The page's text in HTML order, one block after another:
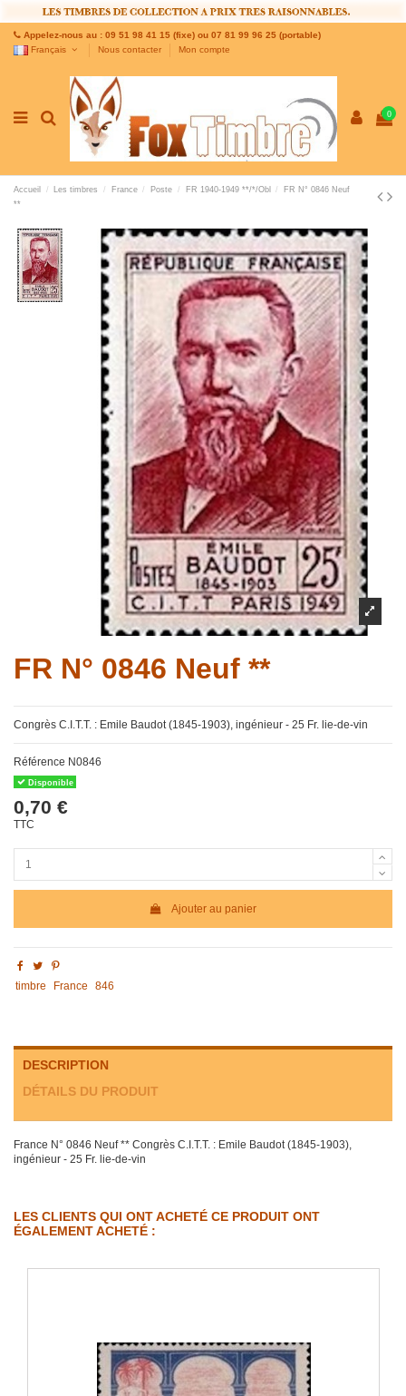
Appelez-nous au : 09 51 98 41 15 (fixe) ou 07 81 99 96 25 (portable)
Français
Nous contacter Mon compte
0
Accueil Les timbres France Poste FR 1940-1949 **/*/Obl
FR N° 0846 Neuf
**
FR N° 0846 Neuf **
Congrès C.I.T.T. : Emile Baudot (1845-1903), ingénieur - 25 Fr. lie-de-vin
Référence N0846
Disponible
0,70 €
TTC
Ajouter au panier
timbre France 846
DESCRIPTION
DÉTAILS DU PRODUIT
France N° 0846 Neuf ** Congrès C.I.T.T. : Emile Baudot (1845-1903),
ingénieur - 25 Fr. lie-de-vin
LES CLIENTS QUI ONT ACHETÉ CE PRODUIT ONT
ÉGALEMENT ACHETÉ :